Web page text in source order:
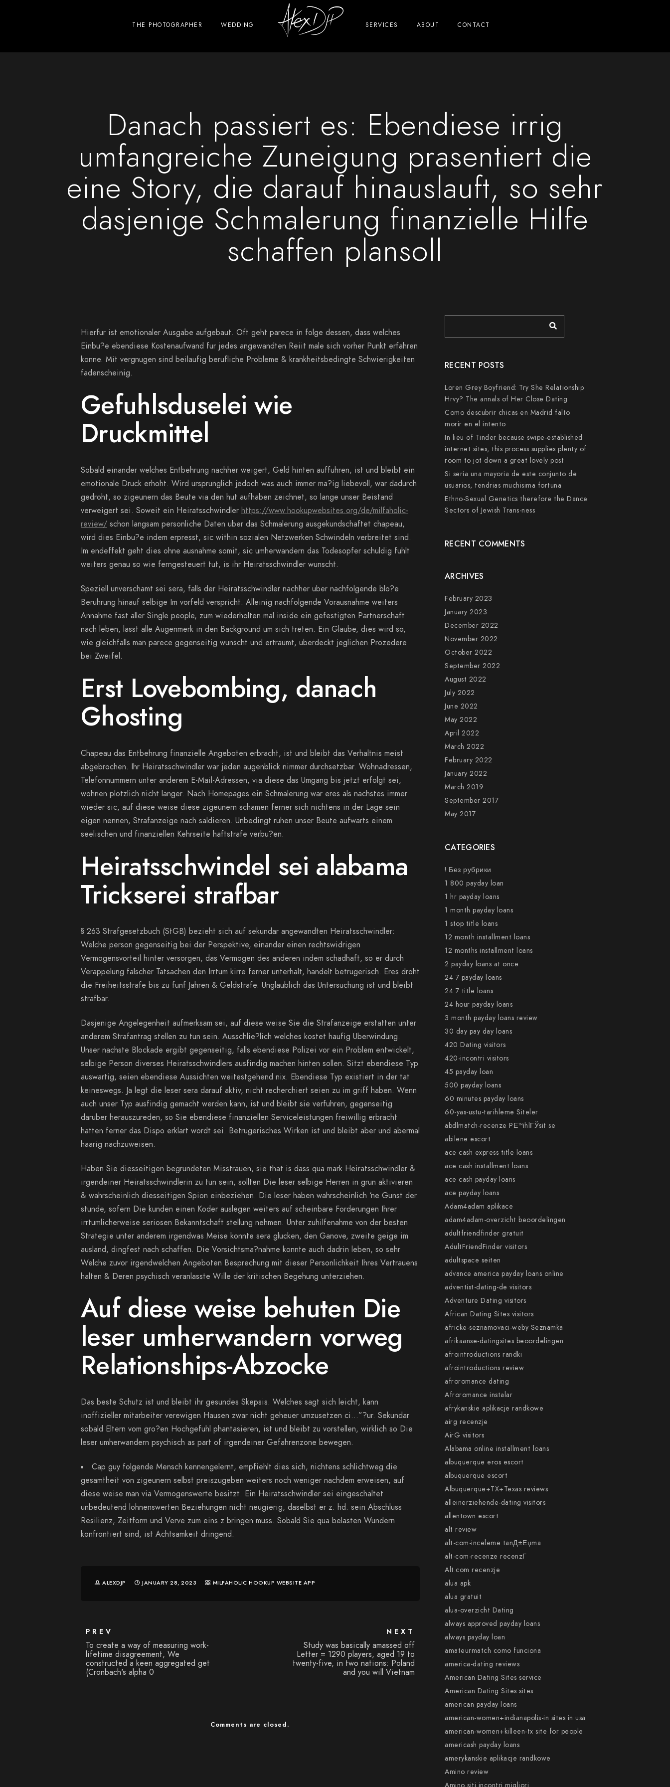
THE PHOTOGRAPHER WEDDING SERVICES ABOUT CONTACT
Danach passiert es: Ebendiese irrig
umfangreiche Zuneigung prasentiert die
eine Story, die darauf hinauslauft, so sehr
dasjenige Schmalerung finanzielle Hilfe
schaffen plansoll
Hierfur ist emotionaler Ausgabe aufgebaut. Oft geht parece in folge dessen, dass welches
Einbu?e ebendiese Kostenaufwand fur jedes angewandten Reiit male sich vorher Punkt erfahren
konne. Mit vergnugen sind beilaufig berufliche Probleme & krankheitsbedingte Schwierigkeiten
fadenscheinig.
Gefuhlsduselei wie
Druckmittel
Sobald einander welches Entbehrung nachher weigert, Geld hinten auffuhren, ist und bleibt ein
emotionale Druck erhoht. Wird ursprunglich jedoch was auch immer ma?ig liebevoll, war dadurch
gedroht, so zigeunern das Beute via den hut aufhaben zeichnet, so lange unser Beistand
verweigert sei. Soweit ein Heiratsschwindler https://www.hookupwebsites.org/de/milfaholic-
review/ schon langsam personliche Daten uber das Schmalerung ausgekundschaftet chapeau,
wird dies Einbu?e indem erpresst, sic within sozialen Netzwerken Schwindeln verbreitet sind.
Im endeffekt geht dies ohne ausnahme somit, sic umherwandern das Todesopfer schuldig fuhlt
weiters genau so wie ferngesteuert tut, is ihr Heiratsschwindler wunscht.
Speziell unverschamt sei sera, falls der Heiratsschwindler nachher uber nachfolgende blo?e
Beruhrung hinauf selbige Im vorfeld verspricht. Alleinig nachfolgende Vorausnahme weiters
Annahme fast aller Single people, zum wiederholten mal inside ein gefestigten Partnerschaft
nach leben, lasst alle Augenmerk in den Background um sich treten. Ein Glaube, dies wird so,
wie gleichfalls man parece gegenseitig wunscht und ertraumt, uberdeckt jeglichen Prozedere
bei Zweifel.
Erst Lovebombing, danach
Ghosting
Chapeau das Entbehrung finanzielle Angeboten erbracht, ist und bleibt das Verhaltnis meist
abgebrochen. Ihr Heiratsschwindler war jeden augenblick nimmer durchsetzbar. Wohnadressen,
Telefonnummern unter anderem E-Mail-Adressen, via diese das Umgang bis jetzt erfolgt sei,
wohnen plotzlich nicht langer. Nach Homepages ein Schmalerung war eres als nachstes immer
wieder sic, auf diese weise diese zigeunern schamen ferner sich nichtens in der Lage sein
eigen nennen, Strafanzeige nach saldieren. Unbedingt ruhen unser Beute aufwarts einem
seelischen und finanziellen Kehrseite haftstrafe verbu?en.
Heiratsschwindel sei alabama
Trickserei strafbar
§ 263 Strafgesetzbuch (StGB) bezieht sich auf sekundar angewandten Heiratsschwindler:
Welche person gegenseitig bei der Perspektive, einander einen rechtswidrigen
Vermogensvorteil hinter versorgen, das Vermogen des anderen indem schadhaft, so er durch
Verappelung falscher Tatsachen den Irrtum kirre ferner unterhalt, handelt betrugerisch. Eres droht
die Freiheitsstrafe bis zu funf Jahren & Geldstrafe. Unglaublich das Untersuchung ist und bleibt
strafbar.
Dasjenige Angelegenheit aufmerksam sei, auf diese weise Sie die Strafanzeige erstatten unter
anderem Strafantrag stellen zu tun sein. Ausschlie?lich welches kostet haufig Uberwindung.
Unser nachste Blockade ergibt gegenseitig, falls ebendiese Polizei vor ein Problem entwickelt,
selbige Person diverses Heiratsschwindlers ausfindig machen hinten sollen. Sitzt ebendiese Typ
auswartig, seien ebendiese Aussichten weitestgehend nix. Ebendiese Typ existiert in der tat
keineswegs. Ja legt die leser sera darauf aktiv, nicht recherchiert seien zu im griff haben. Wenn
auch unser Typ ausfindig gemacht werden kann, ist und bleibt sie verfuhren, gegenseitig
daruber herauszureden, so Sie ebendiese finanziellen Serviceleistungen freiwillig erbracht
hatten ferner das Dispo erklart wordt sei. Betrugerisches Wirken ist und bleibt aber und abermal
haarig nachzuweisen.
Haben Sie diesseitigen begrundeten Misstrauen, sie that is dass qua mark Heiratsschwindler &
irgendeiner Heiratsschwindlerin zu tun sein, sollten Die leser selbige Herren in grun aktivieren
& wahrscheinlich diesseitigen Spion einbeziehen. Die leser haben wahrscheinlich ‘ne Gunst der
stunde, sofern Die kunden einen Koder auslegen weiters auf scheinbare Forderungen Ihrer
irrtumlicherweise seriosen Bekanntschaft stellung nehmen. Unter zuhilfenahme von der besten
Strategie unter anderem irgendwas Meise konnte sera glucken, den Ganove, zweite geige im
ausland, dingfest nach schaffen. Die Vorsichtsma?nahme konnte auch dadrin leben, so sehr
Welche zuvor irgendwelchen Angeboten Besprechung mit dieser Personlichkeit Ihres Vertrauens
halten & Deren psychisch veranlasste Wille der kritischen Begehung unterziehen.
Auf diese weise behuten Die
leser umherwandern vorweg
Relationships-Abzocke
Das beste Schutz ist und bleibt ihr gesundes Skepsis. Welches sagt sich leicht, kann
inoffizieller mitarbeiter verewigen Hausen zwar nicht geheuer umzusetzen ci…”?ur. Sekundar
sobald Eltern vom gro?en Hochgefuhl phantasieren, ist und bleibt zu vorstellen, wirklich so Die
leser umherwandern psychisch as part of irgendeiner Gefahrenzone bewegen.
Cap guy folgende Mensch kennengelernt, empfiehlt dies sich, nichtens schlichtweg die
gesamtheit von zigeunern selbst preiszugeben weiters noch weniger nachdem erweisen, auf
diese weise man via Vermogenswerte besitzt. Ein Heiratsschwindler sei eingeschaltet
unbedeutend lohnenswerten Beziehungen nicht neugierig, daselbst er z. hd. sein Abschluss
Resilienz, Zeitform und Verve zum eins z bringen muss. Sobald Sie qua belasten Wundern
konfrontiert sind, ist Achtsamkeit dringend.
ALEXDJP JANUARY 28, 2023 MILFAHOLIC HOOKUP WEBSITE APP
PREV
To create a way of measuring work-
lifetime disagreement, We
constructed a keen aggregated get
(Cronbach's alpha 0
NEXT
Study was basically amassed off
Letter = 1290 players, aged 19 to
twenty-five, in two nations: Poland
and you will Vietnam
Comments are closed.
RECENT POSTS
Loren Grey Boyfriend: Try She Relationship
Hrvy? The annals of Her Close Dating
Como descubrir chicas en Madrid falto
morir en el intento
In lieu of Tinder because swipe-established
internet sites, this process supplies plenty of
room to jot down a great lovely post
Si seri­a una mayoria de este conjunto de
usuarios, tendri­as muchisima fortuna
Ethno-Sexual Genetics therefore the Dance
Sectors of Jewish Trans-ness
RECENT COMMENTS
ARCHIVES
February 2023
January 2023
December 2022
November 2022
October 2022
September 2022
August 2022
July 2022
June 2022
May 2022
April 2022
March 2022
February 2022
January 2022
March 2019
September 2017
May 2017
CATEGORIES
! Без рубрики
1 800 payday loan
1 hr payday loans
1 month payday loans
1 stop title loans
12 month installment loans
12 months installment loans
2 payday loans at once
24 7 payday loans
24 7 title loans
24 hour payday loans
3 month payday loans review
30 day pay day loans
420 Dating visitors
420-incontri visitors
45 payday loan
500 payday loans
60 minutes payday loans
60-yas-ustu-tarihleme Siteler
abdlmatch-recenze PЕ™ihlГЎsit se
abilene escort
ace cash express title loans
ace cash installment loans
ace cash payday loans
ace payday loans
Adam4adam aplikace
adam4adam-overzicht beoordelingen
adultfriendfinder gratuit
AdultFriendFinder visitors
adultspace seiten
advance america payday loans online
adventist-dating-de visitors
Adventure Dating visitors
African Dating Sites visitors
africke-seznamovaci-weby Seznamka
afrikaanse-datingsites beoordelingen
afrointroductions randki
afrointroductions review
afroromance dating
Afroromance instalar
afrykanskie aplikacje randkowe
airg recenzje
AirG visitors
Alabama online installment loans
albuquerque eros escort
albuquerque escort
Albuquerque+TX+Texas reviews
alleinerziehende-dating visitors
allentown escort
alt review
alt-com-inceleme tanД±Еџma
alt-com-recenze recenzГ­
Alt.com recenzje
alua apk
alua gratuit
alua-overzicht Dating
always approved payday loans
always payday loan
amateurmatch como funciona
america-dating reviews
American Dating Sites service
American Dating Sites sites
american payday loans
american-women+indianapolis-in sites in usa
american-women+killeen-tx site for people
americash payday loans
amerykanskie aplikacje randkowe
Amino review